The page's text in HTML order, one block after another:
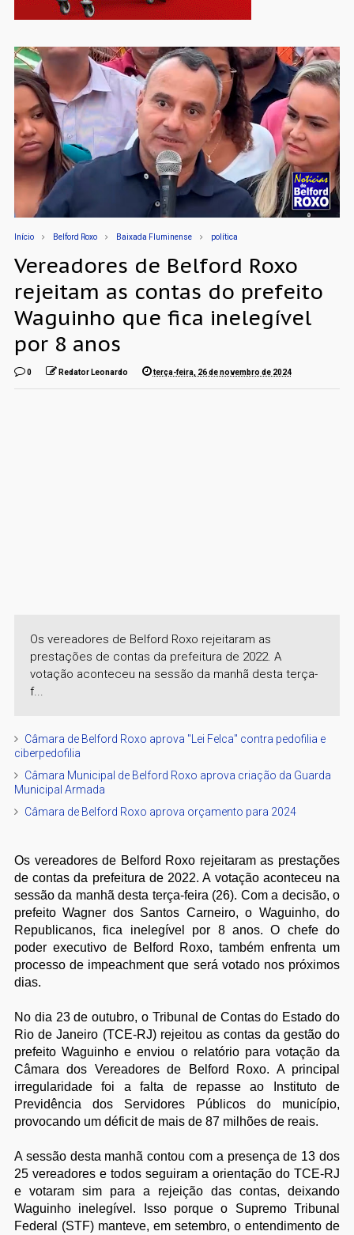
Início Belford Roxo Baixada Fluminense política
Vereadores de Belford Roxo
rejeitam as contas do prefeito
Waguinho que fica inelegível
por 8 anos
0 Redator Leonardo terça-feira, 26 de novembro de 2024
Os vereadores de Belford Roxo rejeitaram as
prestações de contas da prefeitura de 2022. A
votação aconteceu na sessão da manhã desta terça-
f...
Câmara de Belford Roxo aprova "Lei Felca" contra pedofilia e
ciberpedofilia
Câmara Municipal de Belford Roxo aprova criação da Guarda
Municipal Armada
Câmara de Belford Roxo aprova orçamento para 2024
Os vereadores de Belford Roxo rejeitaram as prestações
de contas da prefeitura de 2022. A votação aconteceu na
sessão da manhã desta terça-feira (26). Com a decisão, o
prefeito Wagner dos Santos Carneiro, o Waguinho, do
Republicanos, fica inelegível por 8 anos.O chefe do
poder executivo de Belford Roxo, também enfrenta um
processo de impeachment que será votado nos próximos
dias.
No dia 23 de outubro, o Tribunal de Contas do Estado do
Rio de Janeiro (TCE-RJ) rejeitou as contas da gestão do
prefeito Waguinho e enviou o relatório para votação da
Câmara dos Vereadores de Belford Roxo. A principal
irregularidade foi a falta de repasse ao Instituto de
Previdência dos Servidores Públicos do município,
provocando um déficit de mais de 87 milhões de reais.
A sessão desta manhã contou com a presença de 13 dos
25 vereadores e todos seguiram a orientação do TCE-RJ
e votaram sim para a rejeição das contas, deixando
Waguinho inelegível. Isso porque o Supremo Tribunal
Federal (STF) manteve, em setembro, o entendimento de